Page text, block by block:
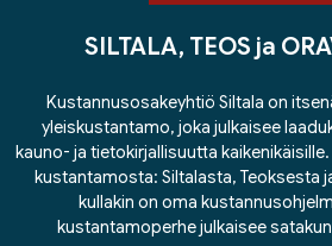
SILTALA, TEOS ja
Kustannusosakeyhtiö Siltala on
yleiskustantamo, joka julkaisee
kauno- ja tietokirjallisuutta
kustantamosta: Siltalasta, Teoksesta
kullakin on oma
kustantamoperhe julkaisee